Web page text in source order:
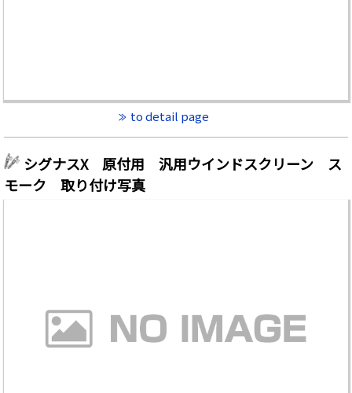
to detail page
シグナスX 原付用 汎用ウインドスクリーン ス
モーク 取り付け写真